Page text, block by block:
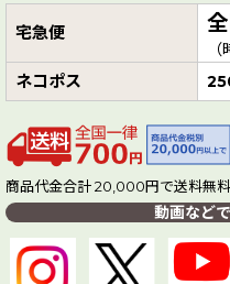
宅急便
ネコポス
商品代金合計 20,000円で送料無料
動画など